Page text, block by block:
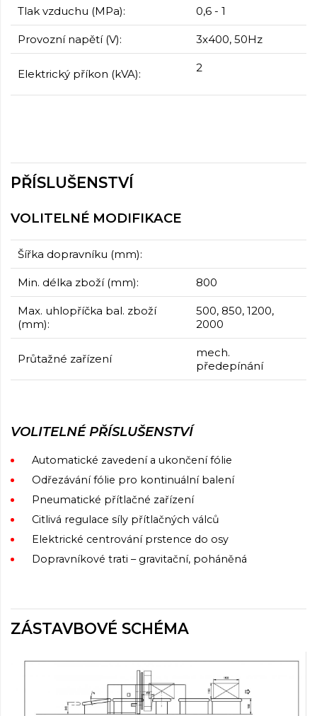
Tlak vzduchu (MPa): 0,6 - 1
Provozní napětí (V): 3x400, 50Hz
Elektrický příkon (kVA): 2
PŘÍSLUŠENSTVÍ
VOLITELNÉ MODIFIKACE
Šířka dopravníku (mm):
Min. délka zboží (mm): 800
Max. uhlopříčka bal. zboží
(mm):
500, 850, 1200,
2000
Průtažné zařízení
mech.
předepínání
VOLITELNÉ PŘÍSLUŠENSTVÍ
Automatické zavedení a ukončení fólie
Odřezávání fólie pro kontinuální balení
Pneumatické přítlačné zařízení
Citlivá regulace síly přítlačných válců
Elektrické centrování prstence do osy
Dopravníkové trati – gravitační, poháněná
ZÁSTAVBOVÉ SCHÉMA